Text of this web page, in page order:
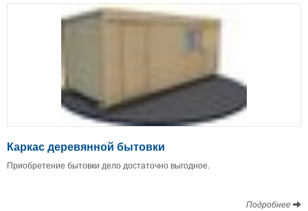
Каркас деревянной бытовки
Приобретение бытовки дело достаточно выгодное.
Подробнее